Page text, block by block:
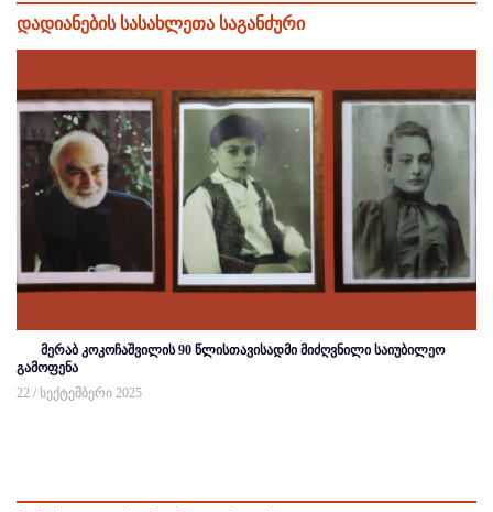
დადიანების სასახლეთა საგანძური
მერაბ კოკოჩაშვილის 90 წლისთავისადმი მიძღვნილი საიუბილეო
გამოფენა
22 / სექტემბერი 2025